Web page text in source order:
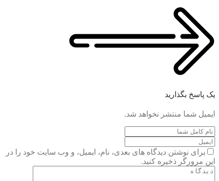
یک پاسخ بگذارید
ایمیل شما منتشر نخواهد شد.
برای نوشتن دیدگاه های بعدی، نام، ایمیل، و وب سایت خود را در
این مرورگر ذخیره کنید.